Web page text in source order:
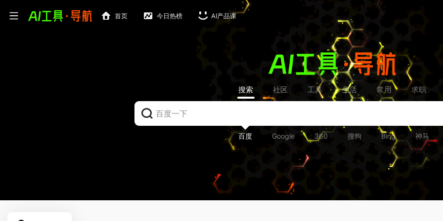
首页 今日热榜 AI产品课
搜索 社区 工具 生活 常用 求职
百度 Google 360 搜狗 Bing 神马